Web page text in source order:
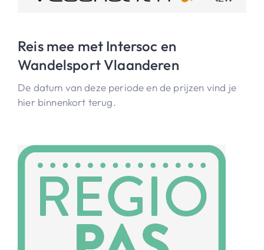
Reis mee met Intersoc en
Wandelsport Vlaanderen
De datum van deze periode en de prijzen vind je
hier binnenkort terug.